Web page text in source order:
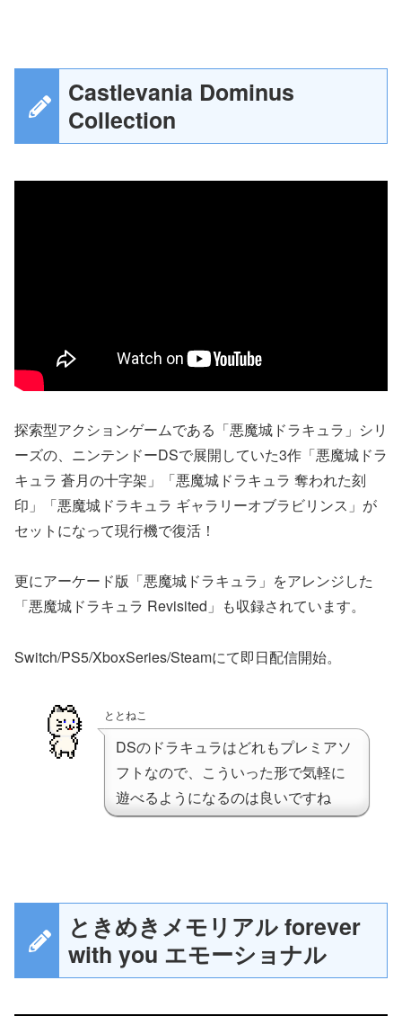
Castlevania Dominus
Collection
探索型アクションゲームである「悪魔城ドラキュラ」シリ
ーズの、ニンテンドーDSで展開していた3作「悪魔城ドラ
キュラ 蒼月の十字架」「悪魔城ドラキュラ 奪われた刻
印」「悪魔城ドラキュラ ギャラリーオブラビリンス」が
セットになって現行機で復活！
更にアーケード版「悪魔城ドラキュラ」をアレンジした
「悪魔城ドラキュラ Revisited」も収録されています。
Switch/PS5/XboxSeries/Steamにて即日配信開始。
ととねこ
DSのドラキュラはどれもプレミアソ
フトなので、こういった形で気軽に
遊べるようになるのは良いですね
ときめきメモリアル forever
with you エモーショナル